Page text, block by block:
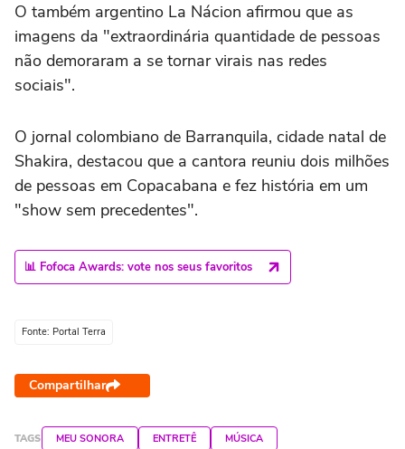
O também argentino La Nácion afirmou que as
imagens da "extraordinária quantidade de pessoas
não demoraram a se tornar virais nas redes
sociais".
O jornal colombiano de Barranquila, cidade natal de
Shakira, destacou que a cantora reuniu dois milhões
de pessoas em Copacabana e fez história em um
"show sem precedentes".
📊 Fofoca Awards: vote nos seus favoritos
Fonte: Portal Terra
Compartilhar
TAGS MEU SONORA ENTRETÊ MÚSICA